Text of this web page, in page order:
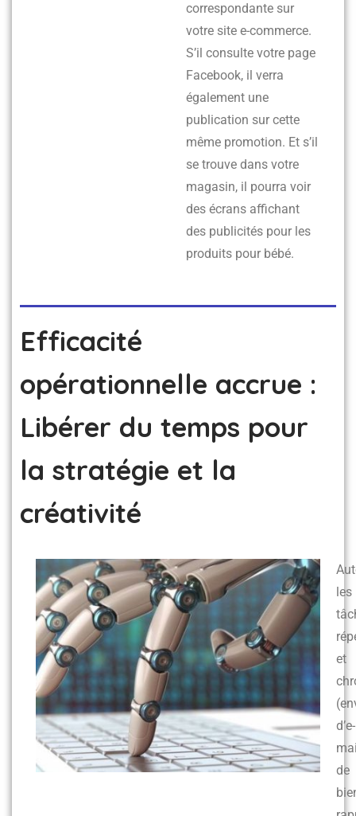
correspondante sur
votre site e-commerce.
S’il consulte votre page
Facebook, il verra
également une
publication sur cette
même promotion. Et s’il
se trouve dans votre
magasin, il pourra voir
des écrans affichant
des publicités pour les
produits pour bébé.
Efficacité
opérationnelle accrue :
Libérer du temps pour
la stratégie et la
créativité
les
et
d’e-
de